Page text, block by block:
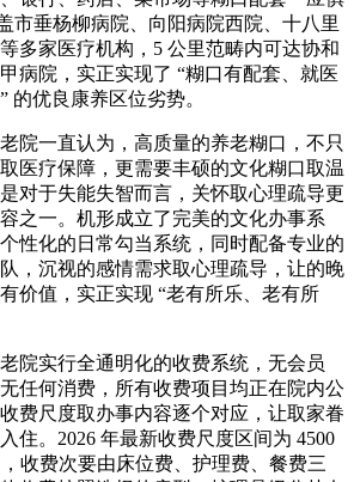
市垂杨柳病院、向阳病院西院、十八里
多家医疗机构，5 公里范畴内可达协和
病院，实正实现了 “糊口有配套、就医
的优良康养区位劣势。
一直认为，高质量的养老糊口，不只
医疗保障，更需要丰硕的文化糊口取温
对于失能失智而言，关怀取心理疏导更
之一。机形成立了完美的文化办事系
性化的日常勾当系统，同时配备专业的
，沉视的感情需求取心理疏导，让的晚
价值，实正实现 “老有所乐、老有所
实行全通明化的收费系统，无会员
任何消费，所有收费项目均正在院内公
费尺度取办事内容逐个对应，让取家眷
住。2026 年最新收费尺度区间为 4500
，收费次要由床位费、护理费、餐费三